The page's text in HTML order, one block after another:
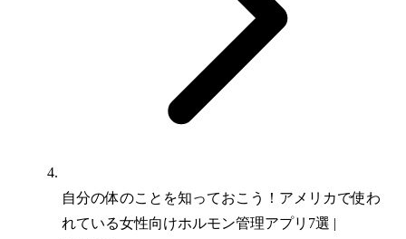
自分の体のことを知っておこう！アメリカで使わ
れている女性向けホルモン管理アプリ7選 |